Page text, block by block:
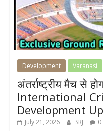
Development Varanasi
अंतर्राष्ट्रीय मैच से
International
Development
July 21, 2026 SRJ 0